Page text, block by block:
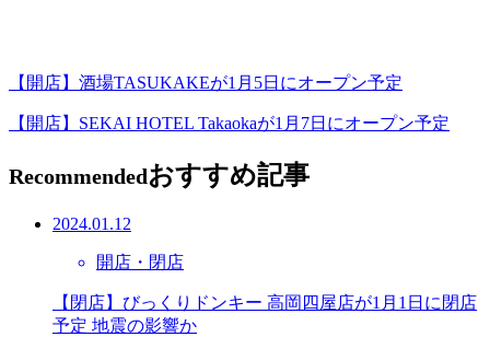
【開店】酒場TASUKAKEが1月5日にオープン予定
【開店】SEKAI HOTEL Takaokaが1月7日にオープン予定
Recommendedおすすめ記事
2024.01.12
開店・閉店
【閉店】びっくりドンキー 高岡四屋店が1月1日に閉店
予定 地震の影響か